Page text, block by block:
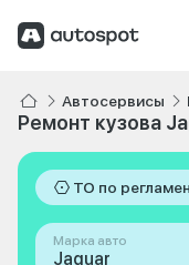
Автосервисы
Ремонт кузова
ТО по
Марка авто
Jaguar